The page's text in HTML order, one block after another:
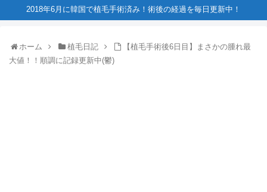
2018年6月に韓国で植毛手術済み！術後の経過を毎日更新中！
ホーム 植毛日記
【植毛手術後6日目】まさかの腫れ最
大値！！順調に記録更新中(鬱)